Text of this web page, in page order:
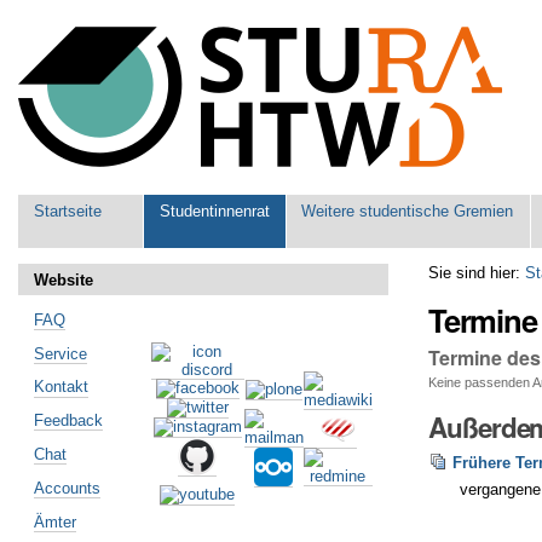
Werkzeuge
Sektionen
Startseite Studentinnenrat Weitere studentische Gremien
Sie sind hier:
Termine
Termine
Keine passenden
Frühere
Website
FAQ
Service
Kontakt
Feedback
Chat
Accounts
Ämter